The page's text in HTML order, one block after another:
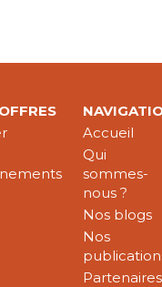
Accueil
Qui
sommes-
nous ?
Nos blogs
Nos
Partenaires